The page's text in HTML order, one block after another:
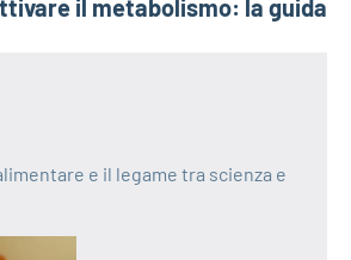
il metabolismo: la guida
e il legame tra scienza e